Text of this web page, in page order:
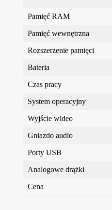
Pamięć RAM
Pamięć wewnętrzna
Rozszerzenie pamięci
Bateria
Czas pracy
System operacyjny
Wyjście wideo
Gniazdo audio
Porty USB
Analogowe drążki
Cena